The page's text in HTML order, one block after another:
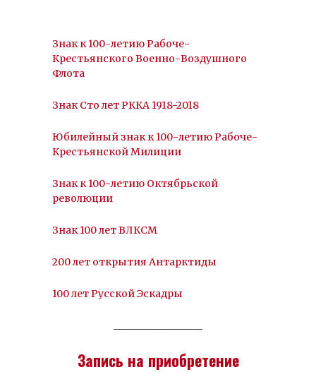
Знак к 100-летию Рабоче-
Крестьянского Военно-Воздушного
Флота
Знак Сто лет РККА 1918-2018
Юбилейный знак к 100-летию Рабоче-
Крестьянской Милиции
Знак к 100-летию Октябрьской
революции
Знак 100 лет ВЛКСМ
200 лет открытия Антарктиды
100 лет Русской Эскадры
Запись на приобретение